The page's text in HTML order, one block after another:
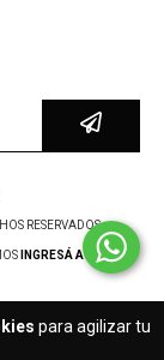
para agilizar tu
RESERVADOS.
INGRESÁ ACÁ.